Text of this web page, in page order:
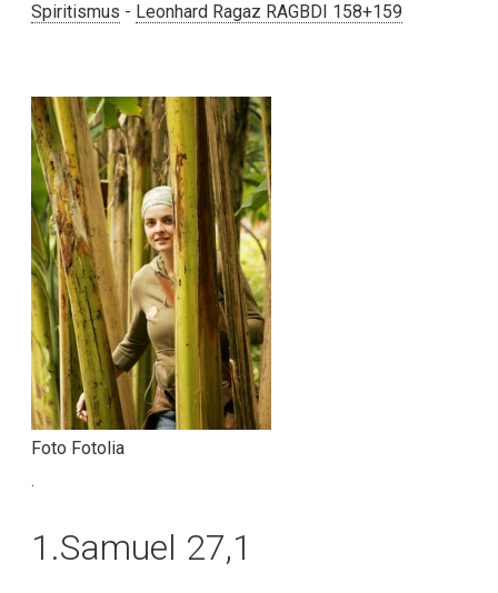
Spiritismus - Leonhard Ragaz RAGBDI 158+159
Foto Fotolia
.
1.Samuel 27,1